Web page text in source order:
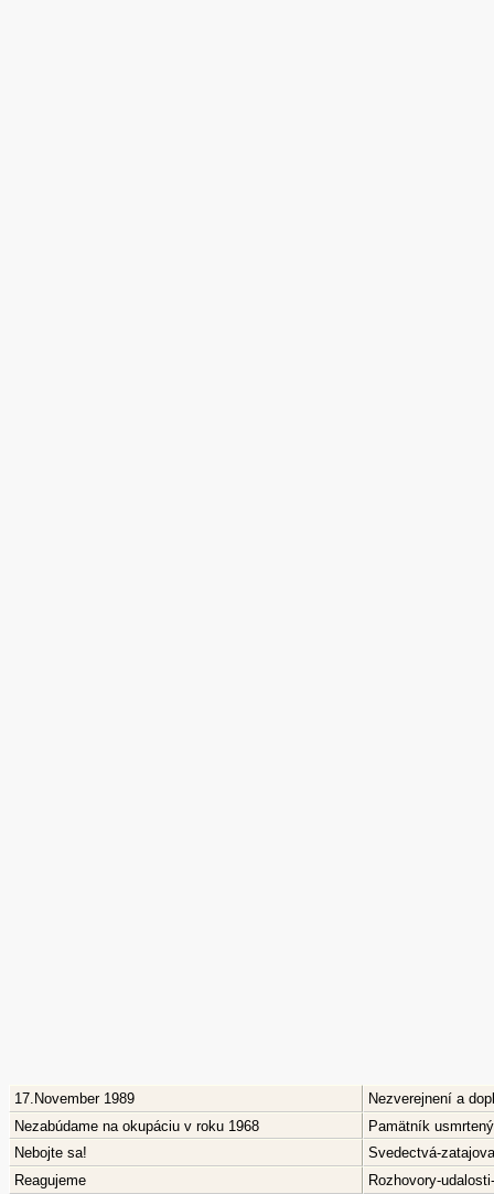
17.November 1989
Nezverejnení a
Nezabúdame na okupáciu v roku 1968
Pamätník
Nebojte sa!
Svedectvá-
Reagujeme
Rozhovory-